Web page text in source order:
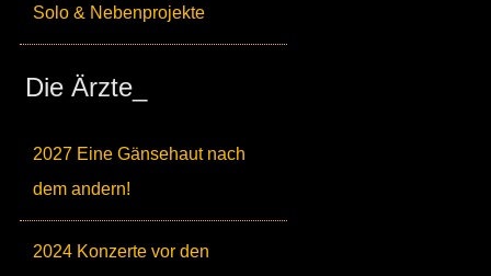
Solo & Nebenprojekte
Die Ärzte_
2027 Eine Gänsehaut nach
dem andern!
2024 Konzerte vor den